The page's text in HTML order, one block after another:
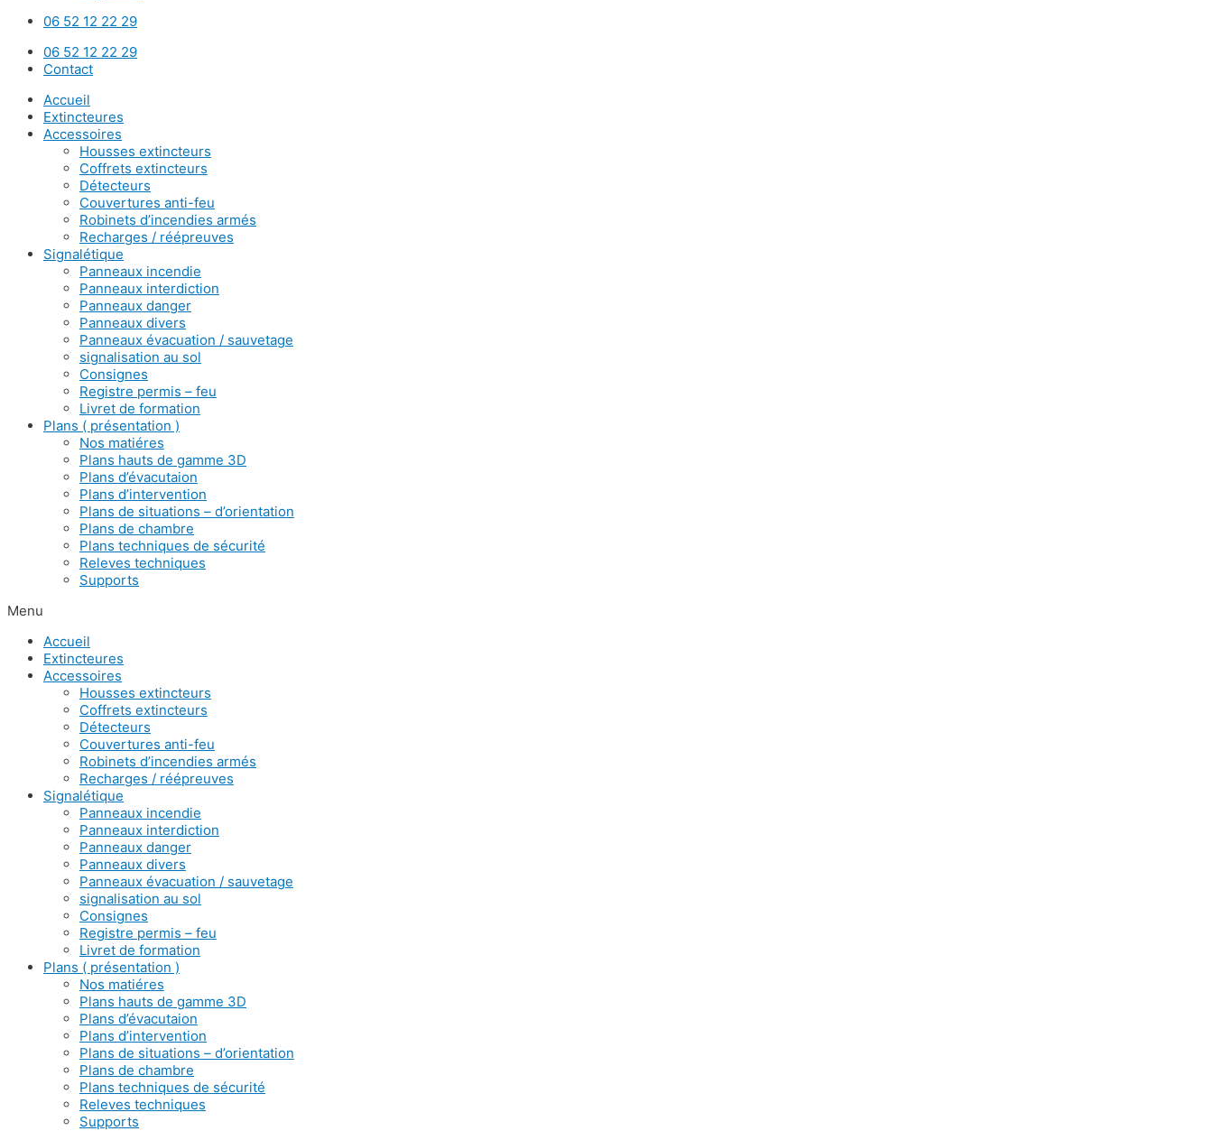
06 52 12 22 29
06 52 12 22 29
Contact
Accueil
Extincteures
Accessoires
Housses extincteurs
Coffrets extincteurs
Détecteurs
Couvertures anti-feu
Robinets d’incendies armés
Recharges / réépreuves
Signalétique
Panneaux incendie
Panneaux interdiction
Panneaux danger
Panneaux divers
Panneaux évacuation / sauvetage
signalisation au sol
Consignes
Registre permis – feu
Livret de formation
Plans ( présentation )
Nos matiéres
Plans hauts de gamme 3D
Plans d’évacutaion
Plans d’intervention
Plans de situations – d’orientation
Plans de chambre
Plans techniques de sécurité
Releves techniques
Supports
Menu
Accueil
Extincteures
Accessoires
Housses extincteurs
Coffrets extincteurs
Détecteurs
Couvertures anti-feu
Robinets d’incendies armés
Recharges / réépreuves
Signalétique
Panneaux incendie
Panneaux interdiction
Panneaux danger
Panneaux divers
Panneaux évacuation / sauvetage
signalisation au sol
Consignes
Registre permis – feu
Livret de formation
Plans ( présentation )
Nos matiéres
Plans hauts de gamme 3D
Plans d’évacutaion
Plans d’intervention
Plans de situations – d’orientation
Plans de chambre
Plans techniques de sécurité
Releves techniques
Supports